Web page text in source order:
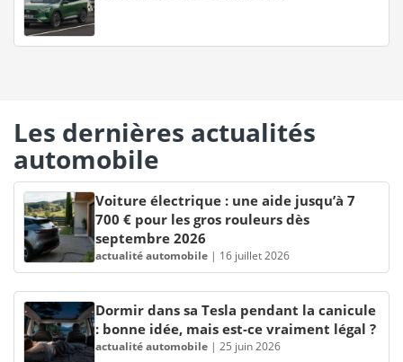
Les dernières actualités
automobile
Voiture électrique : une aide jusqu’à 7
700 € pour les gros rouleurs dès
septembre 2026
actualité automobile | 16 juillet 2026
Dormir dans sa Tesla pendant la canicule
: bonne idée, mais est-ce vraiment légal ?
actualité automobile | 25 juin 2026